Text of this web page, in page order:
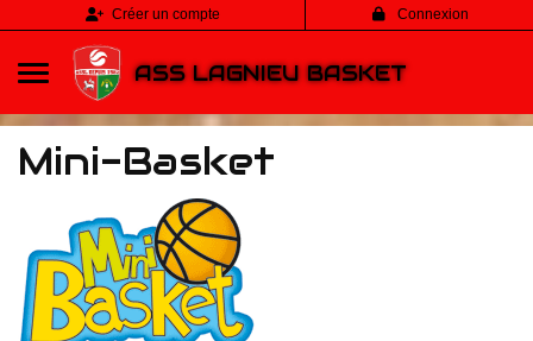
Créer un compte Connexion
ASS LAGNIEU BASKET
Mini-Basket
Panneau de gestion des cookies